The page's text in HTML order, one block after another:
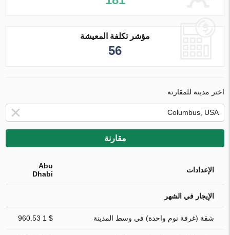
مؤشر تكلفة المعيشة
56
اختر مدينة للمقارنة
مقارنة
الإعدادات
Abu
Dhabi
الإيجار في الشهر
شقة (غرفة نوم واحدة) في وسط المدينة $ 1 960.53